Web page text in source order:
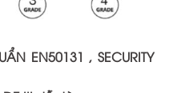
EN50131 , SECURITY